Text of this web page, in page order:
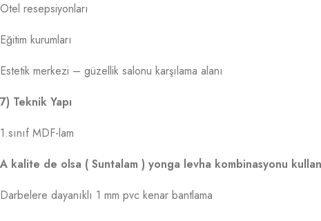
Otel resepsiyonları
Eğitim kurumları
Estetik merkezi – güzellik salonu karşılama alanı
7) Teknik Yapı
1.sınıf MDF-lam
A kalite de olsa ( Suntalam ) yonga levha kombinasyonu
Darbelere dayanıklı 1 mm pvc kenar bantlama